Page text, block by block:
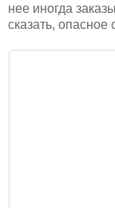
нее иногда
сказать,